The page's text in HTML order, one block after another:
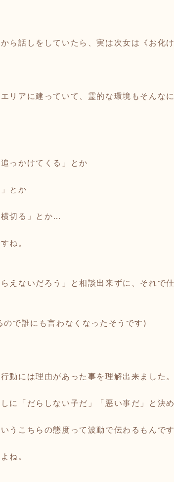
ら話しをしていたら、実は次女は《お化
リアに建っていて、霊的な環境もそんな
っかけてくる」とか
とか
横切る」とか…
ね。
えないだろう」と相談出来ずに、それで
で誰にも言わなくなったそうです)
動には理由があった事を理解出来ました。
に「だらしない子だ」「悪い事だ」と決
うこちらの態度って波動で伝わるもんです
ね。